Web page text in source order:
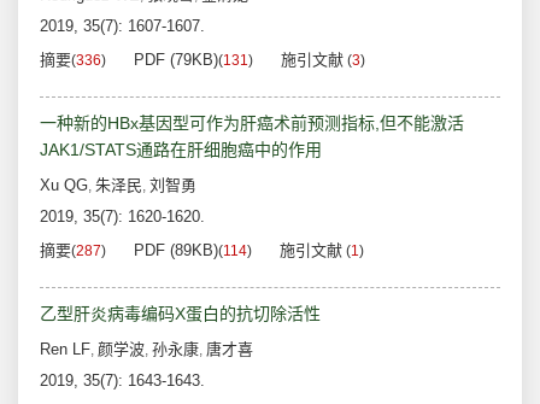
2019, 35(7): 1607-1607.
摘要(336) PDF (79KB)(131) 施引文献 (3)
一种新的HBx基因型可作为肝癌术前预测指标,但不能激活
JAK1/STATS通路在肝细胞癌中的作用
Xu QG, 朱泽民, 刘智勇
2019, 35(7): 1620-1620.
摘要(287) PDF (89KB)(114) 施引文献 (1)
乙型肝炎病毒编码X蛋白的抗切除活性
Ren LF, 颜学波, 孙永康, 唐才喜
2019, 35(7): 1643-1643.